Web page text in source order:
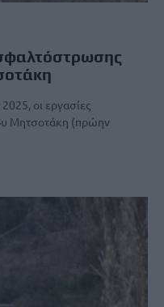
οι εργασίες
Μητσοτάκη (πρώην